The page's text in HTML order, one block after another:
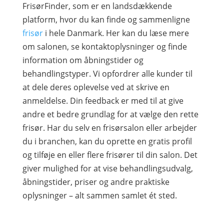
FrisørFinder, som er en landsdækkende
platform, hvor du kan finde og sammenligne
frisøri hele Danmark. Her kan du læse mere
om salonen, se kontaktoplysninger og finde
information om åbningstider og
behandlingstyper. Vi opfordrer alle kunder til
at dele deres oplevelse ved at skrive en
anmeldelse. Din feedback er med til at give
andre et bedre grundlag for at vælge den rette
frisør. Har du selv en frisørsalon eller arbejder
du i branchen, kan du oprette en gratis profil
og tilføje en eller flere frisører til din salon. Det
giver mulighed for at vise behandlingsudvalg,
åbningstider, priser og andre praktiske
oplysninger – alt sammen samlet ét sted.